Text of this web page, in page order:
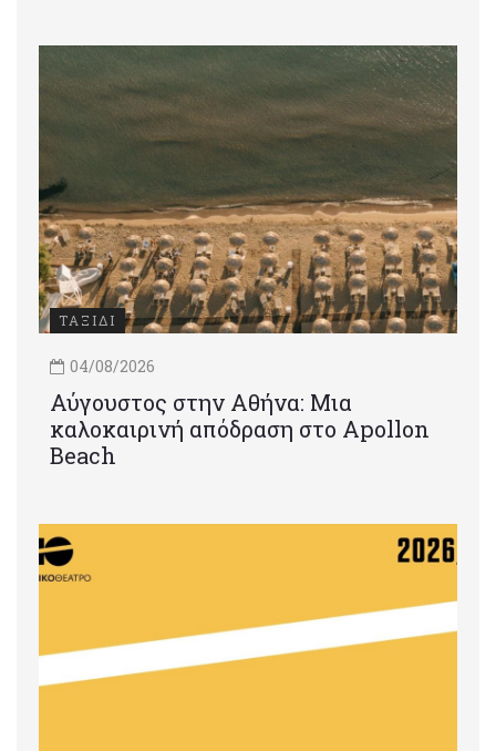
ΤΑΞΙΔΙ
04/08/2026
Αύγουστος στην Αθήνα: Μια
καλοκαιρινή απόδραση στο Apollon
Beach